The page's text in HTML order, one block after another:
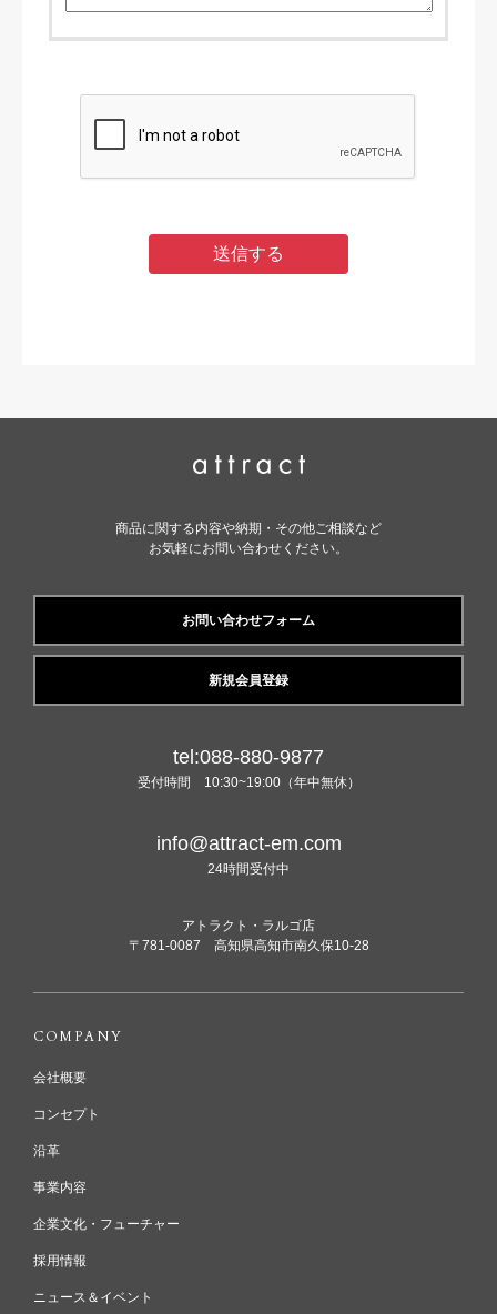
商品に関する内容や納期・その他ご相談など
お気軽にお問い合わせください。
お問い合わせフォーム
新規会員登録
tel:088-880-9877
受付時間 10:30~19:00（年中無休）
info@attract-em.com
24時間受付中
アトラクト・ラルゴ店
〒781-0087 高知県高知市南久保10-28
COMPANY
会社概要
コンセプト
沿革
事業内容
企業文化・フューチャー
採用情報
ニュース＆イベント